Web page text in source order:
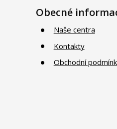
Obecné
Naše centra
Kontakty
Obchodní